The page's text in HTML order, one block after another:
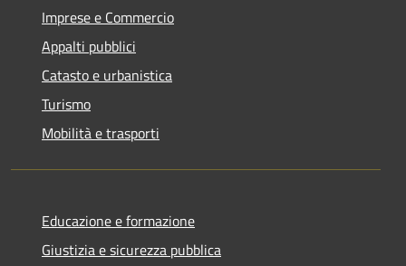
Imprese e Commercio
Appalti pubblici
Catasto e urbanistica
Turismo
Mobilità e trasporti
Educazione e formazione
Giustizia e sicurezza pubblica